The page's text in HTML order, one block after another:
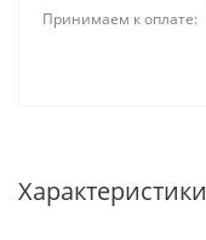
Принимаем к оплате:
Характеристики